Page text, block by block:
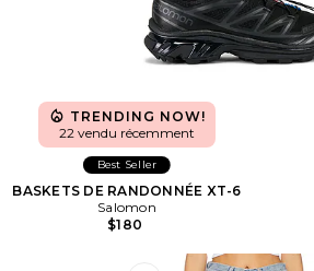
TRENDING NOW!
22 vendu récemment
Best Seller
BASKETS DE RANDONNÉE XT-6
Salomon
$180